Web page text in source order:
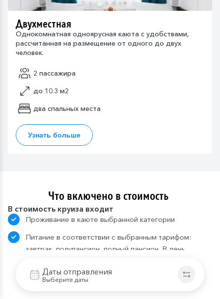
Даты отправления
Выберите даты
Двухместная
Однокомнатная одноярусная каюта с удобствами,
рассчитанная на размещение от одного до двух
человек.
2 пассажира
до 10.3 м2
два спальных места
Узнать больше
Что включено в стоимость
В стоимость круиза входит
Проживание в каюте выбранной категории
Питание в соответствии с выбранным тарифом:
завтрак, полупансион, полный пансион. В день
предоставляется в зависимости от времени
посадки и высадки; в случае, если время